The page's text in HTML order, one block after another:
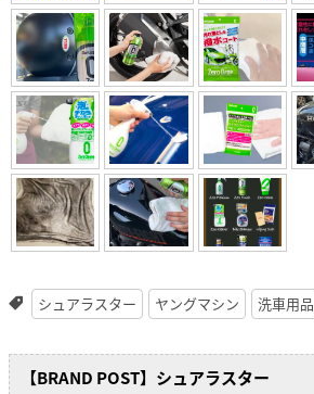
シュアラスター ヤングマシン 洗車用品
【BRAND POST】シュアラスター